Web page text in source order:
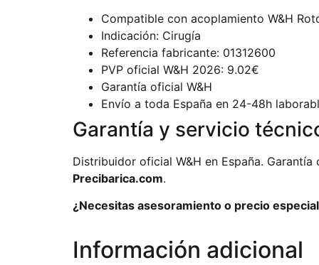
Compatible con acoplamiento W&H
Indicación: Cirugía
Referencia fabricante: 01312600
PVP oficial W&H 2026: 9.02€
Garantía oficial W&H
Envío a toda España en 24-48h
Garantía y servicio
Distribuidor oficial W&H en España.
Precibarica.com.
¿Necesitas asesoramiento o precio
Información adicional